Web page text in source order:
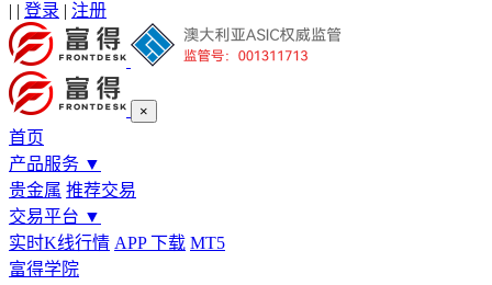
| | 登录 | 注册
×
首页
产品服务 ▼
贵金属 推荐交易
交易平台 ▼
实时K线行情 APP 下载 MT5
富得学院